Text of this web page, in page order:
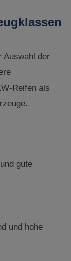
Auswahl der
Reifen als
gute
und hohe